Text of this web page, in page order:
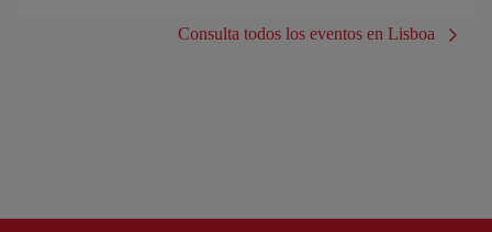
Consulta todos los eventos en Lisboa